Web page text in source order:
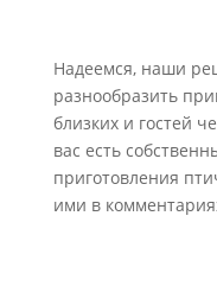
Надеемся, наши
разнообразить
близких и гостей
вас есть
приготовления
ими в